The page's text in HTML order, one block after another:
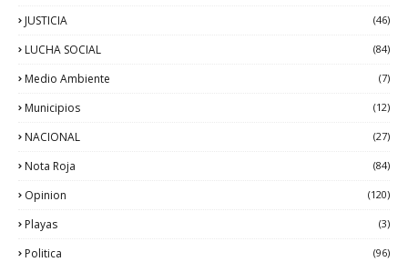
JUSTICIA (46)
LUCHA SOCIAL (84)
Medio Ambiente (7)
Municipios (12)
NACIONAL (27)
Nota Roja (84)
Opinion (120)
Playas (3)
Politica (96)